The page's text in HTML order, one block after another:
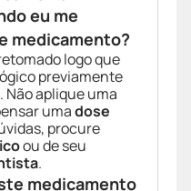
eu me
medicamento?
logo que
previamente
aplique uma
umadose
procure
ou de seu
.
medicamento